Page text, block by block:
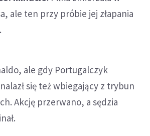
ale ten przy próbie jej złapania
ale gdy Portugalczyk
się też wbiegający z trybun
Akcję przerwano, a sędzia